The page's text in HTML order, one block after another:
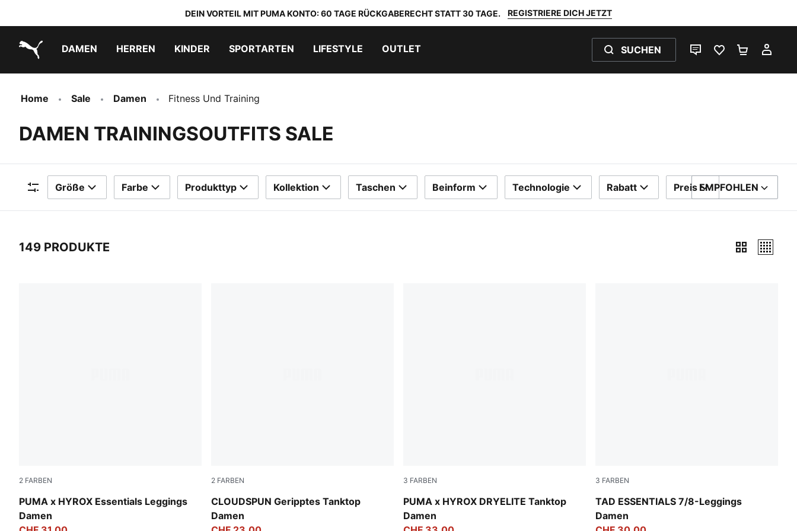
DEIN VORTEIL MIT PUMA KONTO: 60 TAGE RÜCKGABERECHT STATT 30 TAGE. REGISTRIERE DICH JETZT
DAMEN HERREN KINDER SPORTARTEN LIFESTYLE OUTLET SUCHEN
LIVE-CHATFAVORITEN 0
Home Sale Damen Fitness Und Training
DAMEN TRAININGSOUTFITS SALE
Filter
Größe Farbe Produkttyp Kollektion Taschen Beinform Technologie Rabatt Preis SORTIEREN NACH
EMPFOHLEN
149 PRODUKTE
2 FARBEN
PUMA x HYROX Essentials Leggings
Damen
Puma Black
2 FARBEN
CLOUDSPUN Geripptes Tanktop
Damen
Puma Black
3 FARBEN
PUMA x HYROX DRYELITE Tanktop
Damen
Puma Black
3 FARBEN
TAD ESSENTIALS 7/8-Leggings
Damen
Baltic Sea Blue